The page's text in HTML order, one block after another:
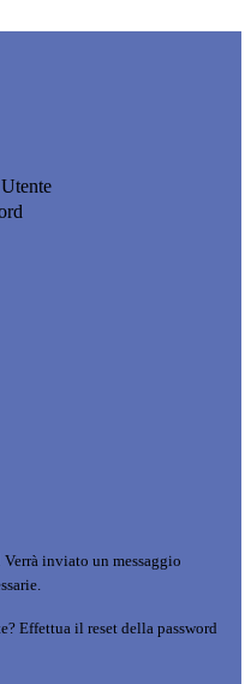
Verrà inviato un messaggio
Effettua il reset della password